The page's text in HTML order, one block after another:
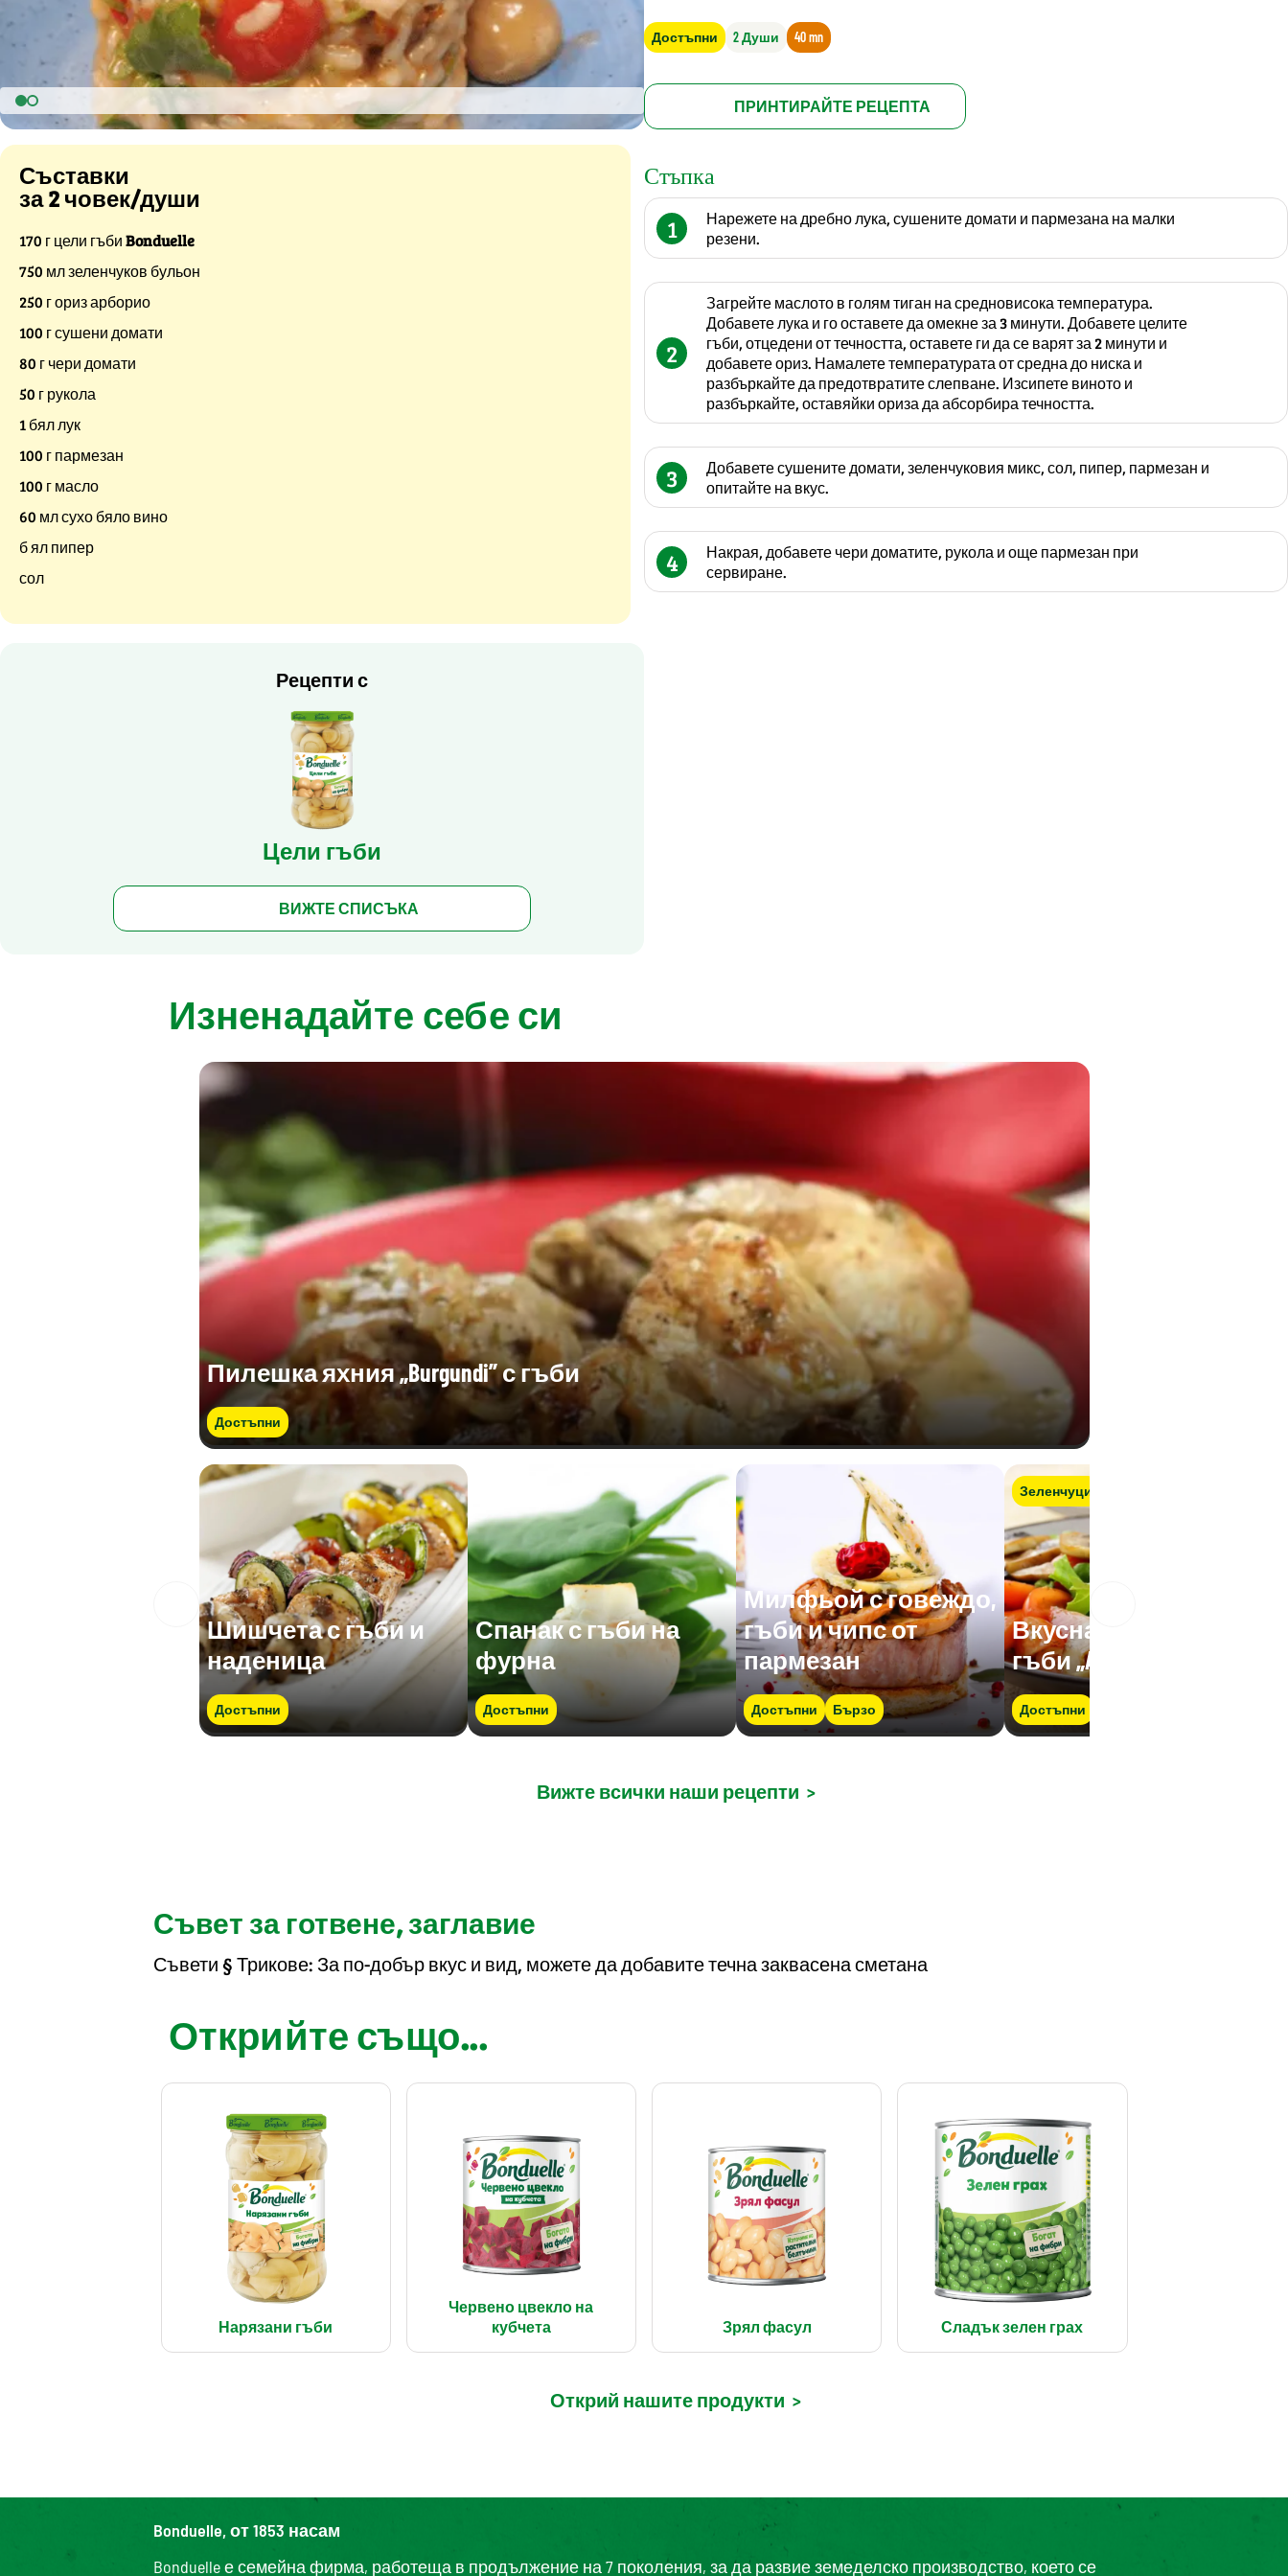
Достъпни 2 Души 40 mn
ПРИНТИРАЙТЕ РЕЦЕПТА
Съставки
за 2 човек/души
170 г цели гъбиBonduelle
750 мл зеленчуков бульон
250 г ориз арборио
100 г сушени домати
80 г чери домати
50 г рукола
1 бял лук
100 г пармезан
100 г масло
60 мл сухо бяло вино
б ял пипер
сол
Рецепти с
Цели гъби
ВИЖТЕ СПИСЪКА
Стъпка
1
Нарежете на дребно лука, сушените домати и пармезана на малки
резени.
2
Загрейте маслото в голям тиган на средновисока температура.
Добавете лука и го оставете да омекне за 3 минути. Добавете целите
гъби, отцедени от течността, оставете ги да се варят за 2 минути и
добавете ориз. Намалете температурата от средна до ниска и
разбъркайте да предотвратите слепване. Изсипете виното и
разбъркайте, оставяйки ориза да абсорбира течността.
3
Добавете сушените домати, зеленчуковия микс, сол, пипер, пармезан и
опитайте на вкус.
4
Накрая, добавете чери доматите, рукола и още пармезан при
сервиране.
Изненадайте себе си
Пилешка яхния „Burgundi” с гъби
Достъпни
Шишчета с гъби и
наденица
Достъпни
Спанак с гъби на
фурна
Достъпни
Милфьой с говеждо,
гъби и чипс от
пармезан
Достъпни Бързо
Зеленчуци
Вкусна салата с
гъби „A la Chef”
Достъпни
Вижте всички наши рецепти >
Съвет за готвене, заглавие
Съвети § Трикове: За по-добър вкус и вид, можете да добавите течна заквасена сметана
Открийте също...
Нарязани гъби
Червено цвекло на
кубчета
Зрял фасул Сладък зелен грах
Открий нашите продукти >
Bonduelle, от 1853 насам
Bonduelle е семейна фирма, работеща в продължение на 7 поколения, за да развие земеделско производство, което се